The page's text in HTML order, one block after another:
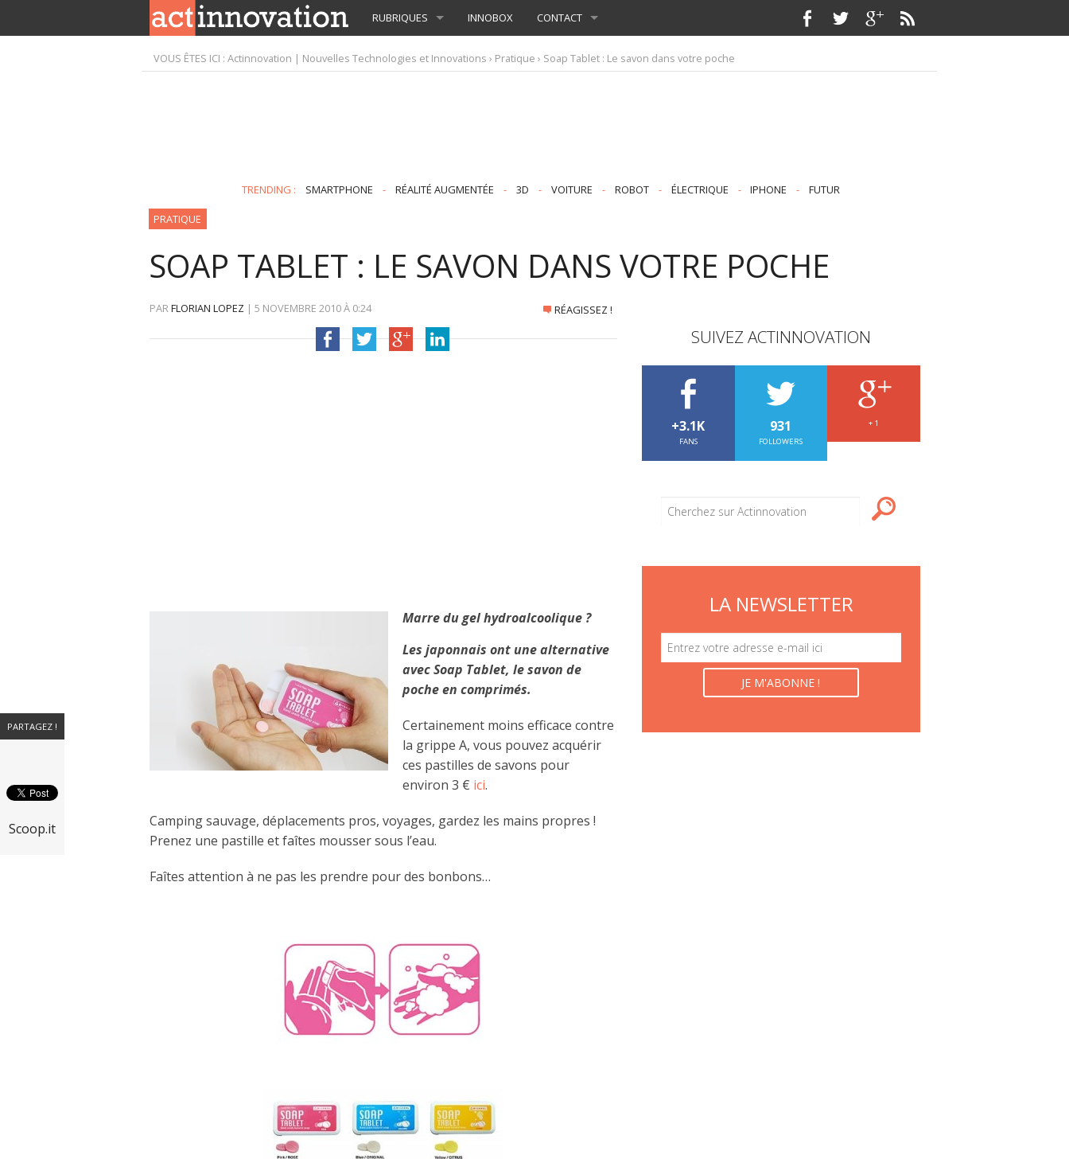
RUBRIQUES INNOBOX CONTACT
VOUS ÊTES ICI :Actinnovation | Nouvelles Technologies et Innovations › Pratique › Soap Tablet : Le savon dans votre poche
TRENDING : SMARTPHONE - RÉALITÉ AUGMENTÉE - 3D - VOITURE - ROBOT - ÉLECTRIQUE - IPHONE - FUTUR
PRATIQUE
SOAP TABLET : LE SAVON DANS VOTRE POCHE
PARFLORIAN LOPEZ | 5 NOVEMBRE 2010À 0:24 RÉAGISSEZ !
Marre du gel hydroalcoolique ?
Les japonnais ont une alternative
avec Soap Tablet, le savon de
poche en comprimés.
Certainement moins efficace contre
la grippe A, vous pouvez acquérir
ces pastilles de savons pour
environ 3 € ici.
Camping sauvage, déplacements pros, voyages, gardez les mains propres !
Prenez une pastille et faîtes mousser sous l’eau.
Faîtes attention à ne pas les prendre pour des bonbons…
SUIVEZ ACTINNOVATION
+3.1K
FANS
931
FOLLOWERS
+ 1
LA NEWSLETTER
PARTAGEZ !
Scoop.it